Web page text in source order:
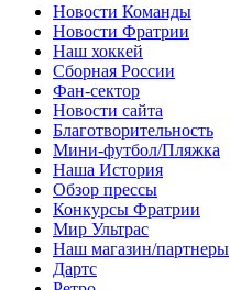
Новости Команды
Новости Фратрии
Наш хоккей
Сборная России
Фан-cектор
Новости сайта
Благотворительность
Мини-футбол/Пляжка
Наша История
Обзор прессы
Конкурсы Фратрии
Мир Ультрас
Наш магазин/партнеры
Дартс